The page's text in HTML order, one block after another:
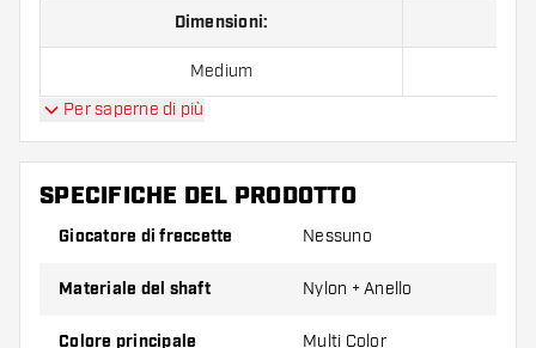
Dimensioni:
Medium
Suggerimento di Dartshopper!
numero di alette e di astine. Questi possono
Per saperne di più
SPECIFICHE DEL PRODOTTO
Giocatore di freccette Nessuno
Materiale del shaft Nylon + Anello
Colore principale Multi Color